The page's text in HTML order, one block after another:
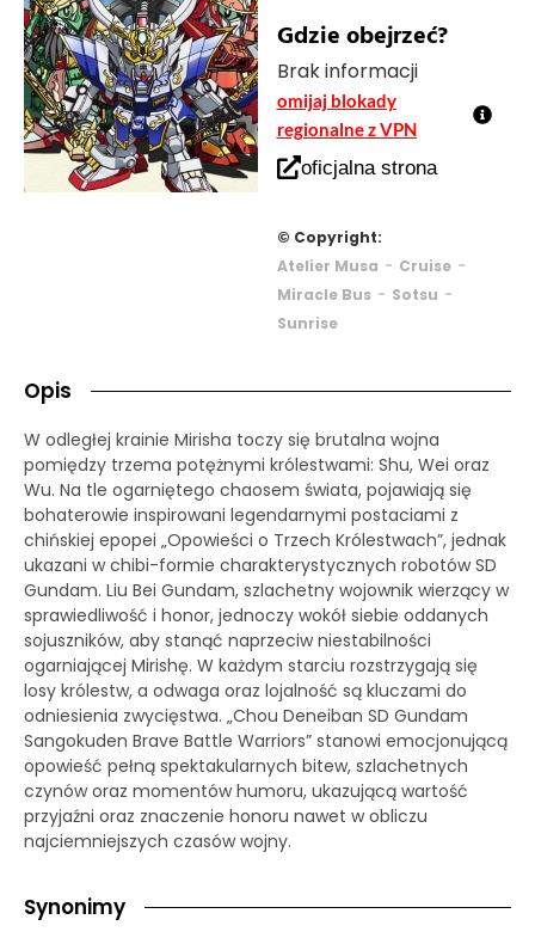
Gdzie obejrzeć?
Brak informacji
omijaj blokady
regionalne z VPN
oficjalna strona
© Copyright:
Atelier Musa - Cruise-
Miracle Bus- Sotsu -
Sunrise
Opis
W odległej krainie Mirisha toczy się brutalna wojna
pomiędzy trzema potężnymi królestwami: Shu, Wei oraz
Wu. Na tle ogarniętego chaosem świata, pojawiają się
bohaterowie inspirowani legendarnymi postaciami z
chińskiej epopei „Opowieści o Trzech Królestwach”, jednak
ukazani w chibi-formie charakterystycznych robotów SD
Gundam. Liu Bei Gundam, szlachetny wojownik wierzący w
sprawiedliwość i honor, jednoczy wokół siebie oddanych
sojuszników, aby stanąć naprzeciw niestabilności
ogarniającej Mirishę. W każdym starciu rozstrzygają się
losy królestw, a odwaga oraz lojalność są kluczami do
odniesienia zwycięstwa. „Chou Deneiban SD Gundam
Sangokuden Brave Battle Warriors” stanowi emocjonującą
opowieść pełną spektakularnych bitew, szlachetnych
czynów oraz momentów humoru, ukazującą wartość
przyjaźni oraz znaczenie honoru nawet w obliczu
najciemniejszych czasów wojny.
Synonimy